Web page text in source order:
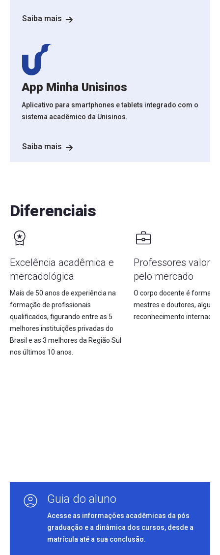
Saiba mais
App Minha Unisinos
Aplicativo para smartphones e tablets integrado com o
sistema acadêmico da Unisinos.
Saiba mais
Diferenciais
Excelência acadêmica e
mercadológica
Mais de 50 anos de experiência na
formação de profissionais
qualificados, figurando entre as 5
melhores instituições privadas do
Brasil e as 3 melhores da Região Sul
nos últimos 10 anos.
Professores
pelo mercado
O corpo docente é
mestres e doutores,
reconhecimento
Guia do aluno
Acesse as informações acadêmicas da pós
graduação e a dinâmica dos cursos, desde a
matrícula até a sua conclusão.